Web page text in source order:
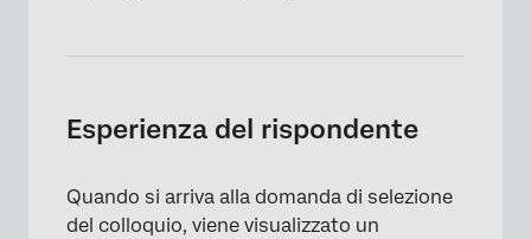
Esperienza del rispondente
Quando si arriva alla domanda di selezione
del colloquio, viene visualizzato un